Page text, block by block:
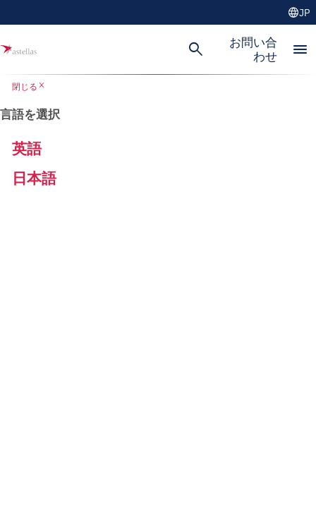
languageJP
search
お問い合
わせ
menu
閉じる close
言語を選択
英語
日本語